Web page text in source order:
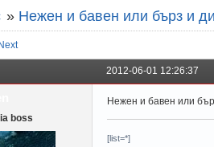
» Нежен и бавен или бърз и
Next
2012-06-01 12:26:37
boss
Нежен и бавен или
[list=*]